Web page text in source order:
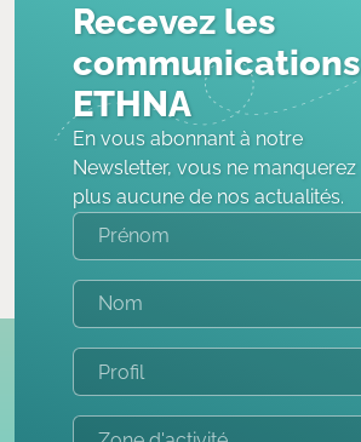
Recevez les
communications
ETHNA
En vous abonnant à notre
Newsletter, vous ne manquerez
plus aucune de nos actualités.